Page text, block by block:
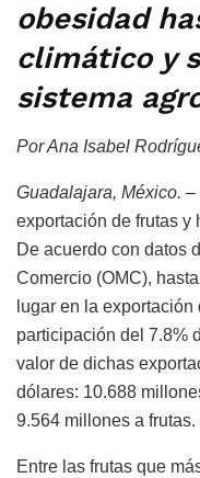
obesidad
climático y
sistema
Por Ana Isabel
Guadalajara, México. –
exportación de frutas y
De acuerdo con datos
Comercio (OMC),
lugar en la
participación del 7.8%
valor de dichas
dólares: 10.688
9.564 millones a frutas.
Entre las frutas que